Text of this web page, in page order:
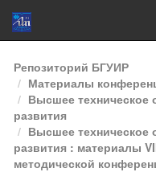
Skip
navigation
Репозиторий БГУИР
Материалы
Высшее техническое
развития
Высшее техническое
развития : материалы
методической